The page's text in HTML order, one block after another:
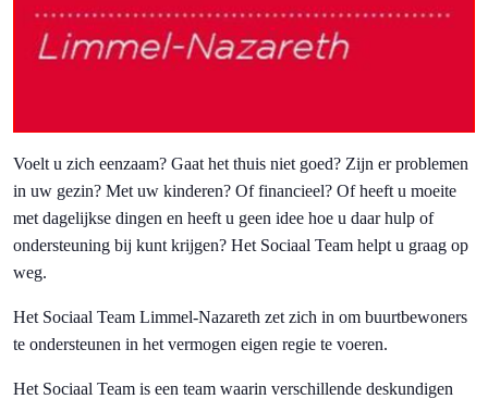
Voelt u zich eenzaam? Gaat het thuis niet goed? Zijn er problemen
in uw gezin? Met uw kinderen? Of financieel? Of heeft u moeite
met dagelijkse dingen en heeft u geen idee hoe u daar hulp of
ondersteuning bij kunt krijgen? Het Sociaal Team helpt u graag op
weg.
Het Sociaal Team Limmel-Nazareth zet zich in om buurtbewoners
te ondersteunen in het vermogen eigen regie te voeren.
Het Sociaal Team is een team waarin verschillende deskundigen